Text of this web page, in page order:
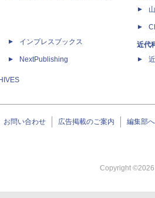
インプレスブックス
NextPublishing
近代
お問い合わせ 広告掲載のご案内 編集部
Copyright ©2026